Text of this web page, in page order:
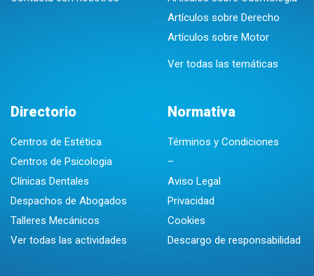
Artículos sobre Derecho
Artículos sobre Motor
Ver todas las temáticas
Directorio
Centros de Estética
Centros de Psicologia
Clínicas Dentales
Despachos de Abogados
Talleres Mecánicos
Ver todas las actividades
Normativa
Términos y Condiciones
–
Aviso Legal
Privacidad
Cookies
Descargo de responsabilidad